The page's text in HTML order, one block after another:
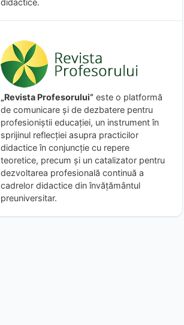
„Revista Profesorului” este o platformă
de comunicare și de dezbatere pentru
profesioniștii educației, un instrument în
sprijinul reflecției asupra practicilor
didactice în conjuncție cu repere
teoretice, precum și un catalizator pentru
dezvoltarea profesională continuă a
cadrelor didactice din învățământul
preuniversitar.